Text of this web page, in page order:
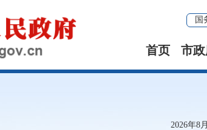
国
首页 市
2026年8